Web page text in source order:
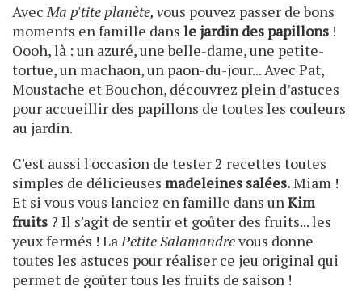
AvecMa p'tite planète, vous pouvez passer de bons
moments en famille dans le jardin des papillons !
Oooh, là : un azuré, une belle-dame, une petite-
tortue, un machaon, un paon-du-jour... Avec Pat,
Moustache et Bouchon, découvrez plein d’astuces
pour accueillir des papillons de toutes les couleurs
au jardin.
C'est aussi l'occasion de tester 2 recettes toutes
simples de délicieuses madeleines salées.Miam !
Et si vous vous lanciez en famille dans unKim
fruits ? Il s'agit de sentir et goûter des fruits... les
yeux fermés ! LaPetite Salamandrevous donne
toutes les astuces pour réaliser ce jeu original qui
permet de goûter tous les fruits de saison !